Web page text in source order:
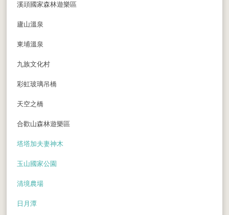
溪頭國家森林遊樂區
廬山溫泉
東埔溫泉
九族文化村
彩虹玻璃吊橋
天空之橋
合歡山森林遊樂區
塔塔加夫妻神木
玉山國家公園
清境農場
日月潭